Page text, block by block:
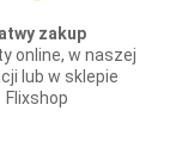
zakup
online, w naszej
lub w sklepie
Flixshop